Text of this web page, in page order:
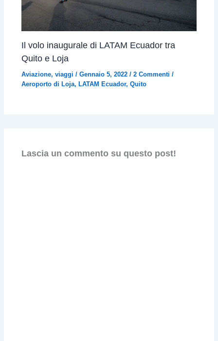
Il volo inaugurale di LATAM Ecuador tra
Quito e Loja
Aviazione,viaggi /Gennaio 5, 2022/2 Commenti /
Aeroporto di Loja, LATAM Ecuador,Quito
Lascia un commento su questo post!